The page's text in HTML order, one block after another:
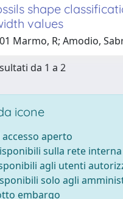
shape
values
Marmo, R; Amodio,
da 1 a 2
icone
aperto
sulla rete interna
agli utenti
solo agli
embargo